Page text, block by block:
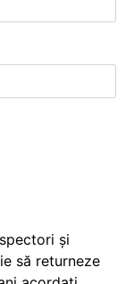
și
să returneze